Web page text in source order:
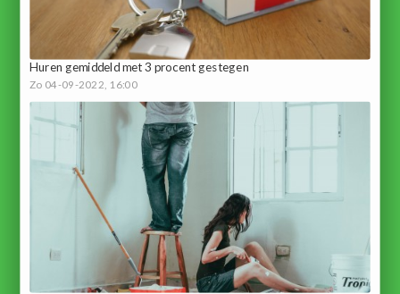
Huren gemiddeld met 3 procent gestegen
Zo 04-09-2022, 16:00